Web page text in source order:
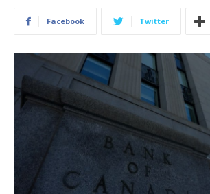
Facebook Twitter